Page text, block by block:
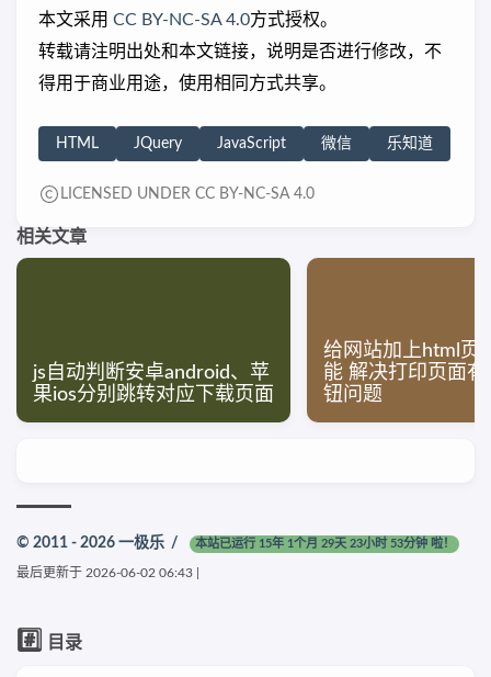
#️⃣ 目录
本文采用 CC BY-NC-SA 4.0方式授权。
转载请注明出处和本文链接，说明是否进行修改，不
得用于商业用途，使用相同方式共享。
HTML JQuery JavaScript 微信 乐知道
LICENSED UNDER CC BY-NC-SA 4.0
相关文章
js自动判断安卓android、苹
果ios分别跳转对应下载页面
给网站加上html页
能 解决打印页面
钮问题
© 2011 - 2026 一极乐 / 本站已运行 15年 1个月 29天 23小时 53分钟 啦！
最后更新于 2026-06-02 06:43